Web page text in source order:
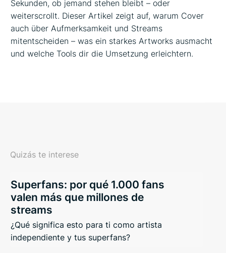
Sekunden, ob jemand stehen bleibt – oder
weiterscrollt. Dieser Artikel zeigt auf, warum Cover
auch über Aufmerksamkeit und Streams
mitentscheiden – was ein starkes Artworks ausmacht
und welche Tools dir die Umsetzung erleichtern.
Quizás te interese
Superfans: por qué 1.000 fans
valen más que millones de
streams
¿Qué significa esto para ti como artista
independiente y tus superfans?